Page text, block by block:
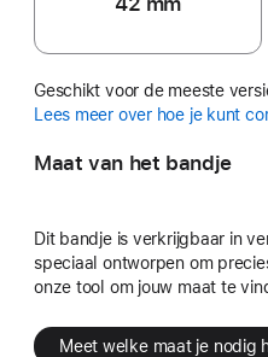
Geschikt voor de meeste
Lees meer over hoe je kunt
Maat van het bandje
Dit bandje is verkrijgbaar in
speciaal ontworpen om
onze tool om jouw maat te
Meet welke maat je nodig